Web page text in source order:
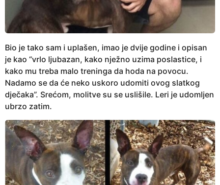
Bio je tako sam i uplašen, imao je dvije godine i opisan
je kao “vrlo ljubazan, kako nježno uzima poslastice, i
kako mu treba malo treninga da hoda na povocu.
Nadamo se da će neko uskoro udomiti ovog slatkog
dječaka”. Srećom, molitve su se uslišile. Leri je udomljen
ubrzo zatim.